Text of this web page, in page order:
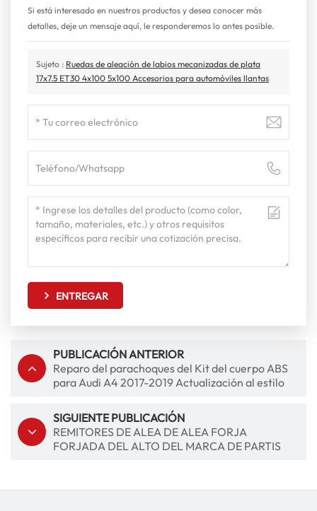
Si está interesado en nuestros productos y desea conocer más
detalles, deje un mensaje aquí, le responderemos lo antes posible.
Sujeto : Ruedas de aleación de labios mecanizadas de plata
17x7.5 ET30 4x100 5x100 Accesorios para automóviles llantas
ENTREGAR
PUBLICACIÓN ANTERIOR
Reparo del parachoques del Kit del cuerpo ABS
para Audi A4 2017-2019 Actualización al estilo
SIGUIENTE PUBLICACIÓN
REMITORES DE ALEA DE ALEA FORJA
FORJADA DEL ALTO DEL MARCA DE PARTIS